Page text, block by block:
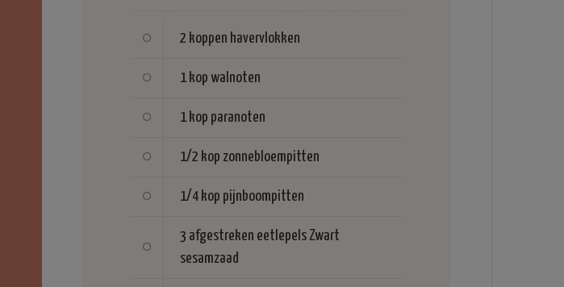
2 koppen havervlokken
1 kop walnoten
1 kop paranoten
1/2 kop zonnebloempitten
1/4 kop pijnboompitten
3 afgestreken eetlepels Zwart
sesamzaad